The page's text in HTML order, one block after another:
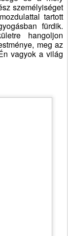
személyiséget
tartott
fürdik.
hangoljon
meg az
vagyok a világ